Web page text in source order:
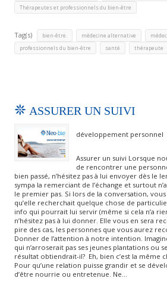
Thérapeutes et professionnels du bien-être
Tag(s) bien-être. médecine alternative
professionnels du bien-être santé thérapeute
ASSURER UN SUIVI
développement personnel
Assurer un suivi Lorsque
de rencontrer une
bien passé, n’hésitez pas à lui envoyer dès le
sympa la remerciant de l’échange et surtout
le premier pas. Si lors de la conversation,
qu’elle recherchait quelque chose de
info qui pourrait lui servir (même si cela n’a
n’hésitez pas à lui donner. Elle vous en sera
pire des cas, les personnes que vous aurez
Donner de l’attention à notre intention.
qui n’arroserait pas ses jeunes plantations ou
résultat obtiendrait-il? Eh, bien c’est la même
Pour qu’une relation puisse grandir et se
d’être nourrie ou entretenue. Ne…